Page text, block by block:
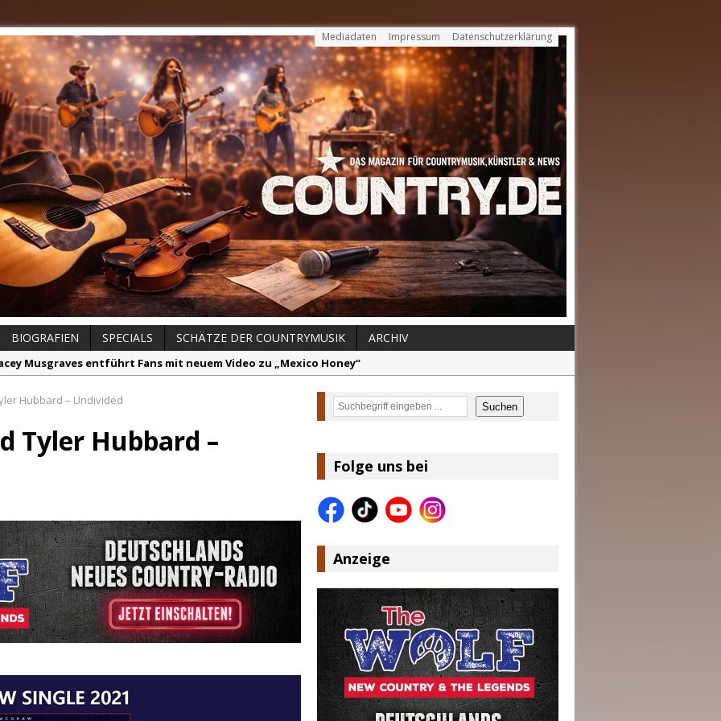
Mediadaten Impressum Datenschutzerklärung
BIOGRAFIEN SPECIALS SCHÄTZE DER COUNTRYMUSIK
ARCHIV
Musgraves entführt Fans mit neuem Video zu „Mexico Honey“
Volt – „Sound Signal Serenades“ erscheint am 28. August
Music Hot News – 2. August 2026: Dolly Parton, Bill Anderson und Shaboozey im Fokus
Johnson & The Hollywood Hillbillies kündigen neues Album mit „Better Days Ahead“ an
für Euer Vertrauen: Country.de erreicht täglich rund 10.000 Leser
Hubbard – Undivided
Tyler Hubbard –
Suchen Suchen
Folge uns bei
Anzeige